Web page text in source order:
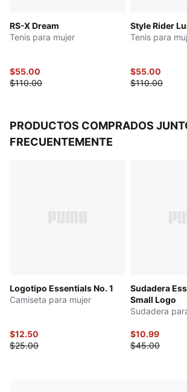
Suela de goma
Ojales de TPU
Detalles en bajo relieve
RS-X Dream
Tenis para mujer
$55.00
$110.00
Style Rider
Tenis para
$55.00
$110.00
PRODUCTOS COMPRADOS
FRECUENTEMENTE
Logotipo Essentials No. 1
Camiseta para mujer
$12.50
$25.00
Sudadera
Small Logo
Sudadera
$10.99
$45.00